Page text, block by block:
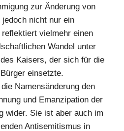
zur Änderung von
jedoch nicht nur ein
vielmehr einen
Wandel unter
Kaisers, der sich für die
einsetzte.
Namensänderung den
und Emanzipation der
wider. Sie ist aber auch im
Antisemitismus in